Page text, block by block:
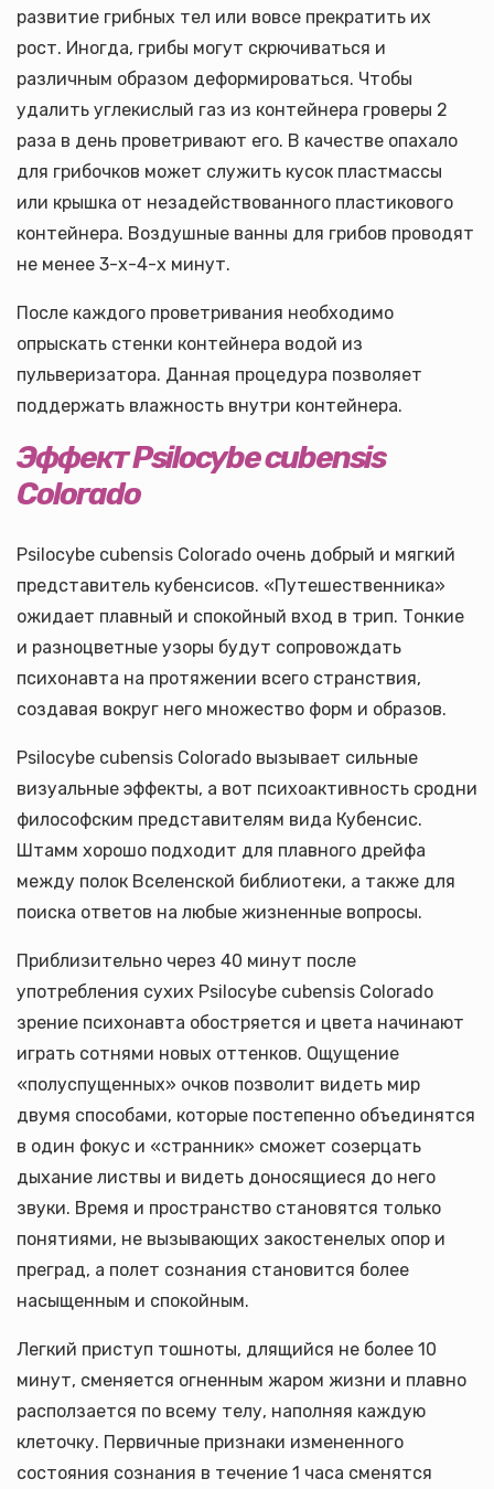
развитие грибных тел или вовсе прекратить их
рост. Иногда, грибы могут скрючиваться и
различным образом деформироваться. Чтобы
удалить углекислый газ из контейнера гроверы 2
раза в день проветривают его. В качестве опахало
для грибочков может служить кусок пластмассы
или крышка от незадействованного пластикового
контейнера. Воздушные ванны для грибов проводят
не менее 3-х-4-х минут.
После каждого проветривания необходимо
опрыскать стенки контейнера водой из
пульверизатора. Данная процедура позволяет
поддержать влажность внутри контейнера.
ЭффектPsilocybe cubensis
Colorado
Psilocybe cubensis Colorado очень добрый и мягкий
представитель кубенсисов. «Путешественника»
ожидает плавный и спокойный вход в трип. Тонкие
и разноцветные узоры будут сопровождать
психонавта на протяжении всего странствия,
создавая вокруг него множество форм и образов.
Psilocybe cubensis Colorado вызывает сильные
визуальные эффекты, а вот психоактивность сродни
философским представителям вида Кубенсис.
Штамм хорошо подходит для плавного дрейфа
между полок Вселенской библиотеки, а также для
поиска ответов на любые жизненные вопросы.
Приблизительно через 40 минут после
употребления сухих Psilocybe cubensis Colorado
зрение психонавта обостряется и цвета начинают
играть сотнями новых оттенков. Ощущение
«полуспущенных» очков позволит видеть мир
двумя способами, которые постепенно объединятся
в один фокус и «странник» сможет созерцать
дыхание листвы и видеть доносящиеся до него
звуки. Время и пространство становятся только
понятиями, не вызывающих закостенелых опор и
преград, а полет сознания становится более
насыщенным и спокойным.
Легкий приступ тошноты, длящийся не более 10
минут, сменяется огненным жаром жизни и плавно
расползается по всему телу, наполняя каждую
клеточку. Первичные признаки измененного
состояния сознания в течение 1 часа сменятся